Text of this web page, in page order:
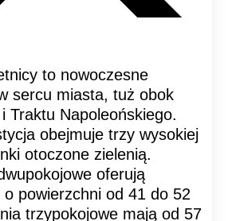
to nowoczesne
sercu miasta, tuż obok
Traktu Napoleońskiego.
obejmuje trzy wysokiej
otoczone zielenią.
oferują
powierzchni od 41 do 52
trzypokojowe mają od 57